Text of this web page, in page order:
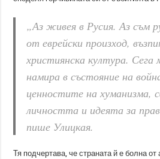
„Аз живея в Русия. Аз съм
от еврейски произход,
християнска култура.
намира в състояние на
ценностите на хуманизма,
личността и идеята за
пише Улицкая.
Тя подчертава, че страната й е болна